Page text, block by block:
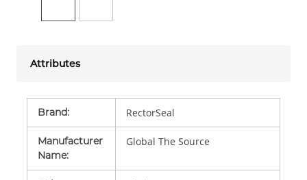
Attributes
Brand: RectorSeal
Manufacturer
Name:
Global The Source